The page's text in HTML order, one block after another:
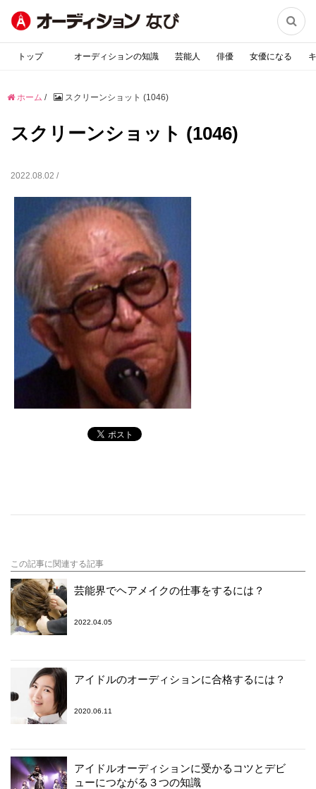

トップ オーディションの知識 芸能人 俳優 女優になる
ホーム / スクリーンショット (1046)
スクリーンショット (1046)
2022.08.02 /
この記事に関連する記事
芸能界でヘアメイクの仕事をするには？
2022.04.05
アイドルのオーディションに合格するには？
2020.06.11
アイドルオーディションに受かるコツとデビ
ューにつながる３つの知識